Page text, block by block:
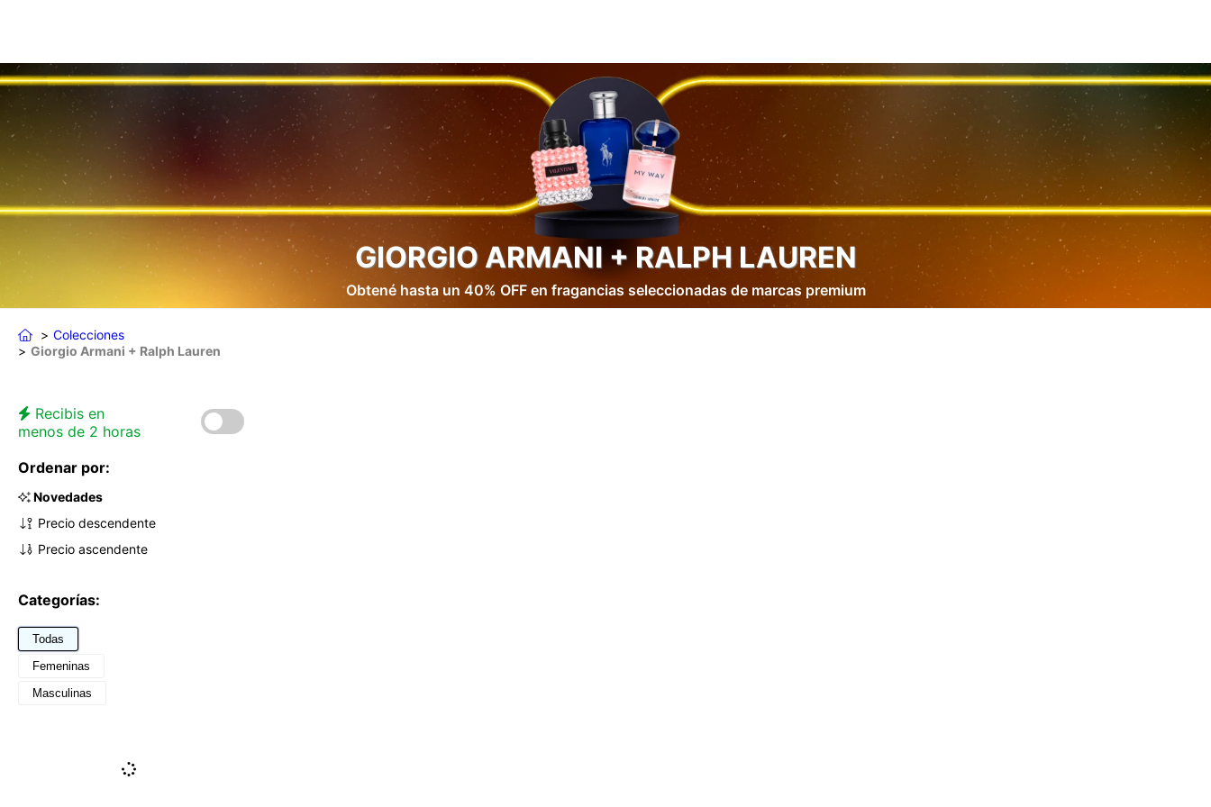
GIORGIO ARMANI + RALPH LAUREN
Obtené hasta un 40% OFF en fragancias seleccionadas de marcas premium
Colecciones
Giorgio Armani + Ralph Lauren
Recibis en
menos de 2 horas
Ordenar por:
Novedades
Precio descendente
Precio ascendente
Categorías:
Todas
Femeninas
Masculinas